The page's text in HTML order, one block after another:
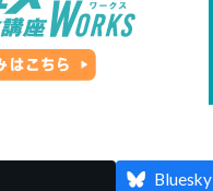
Bluesky